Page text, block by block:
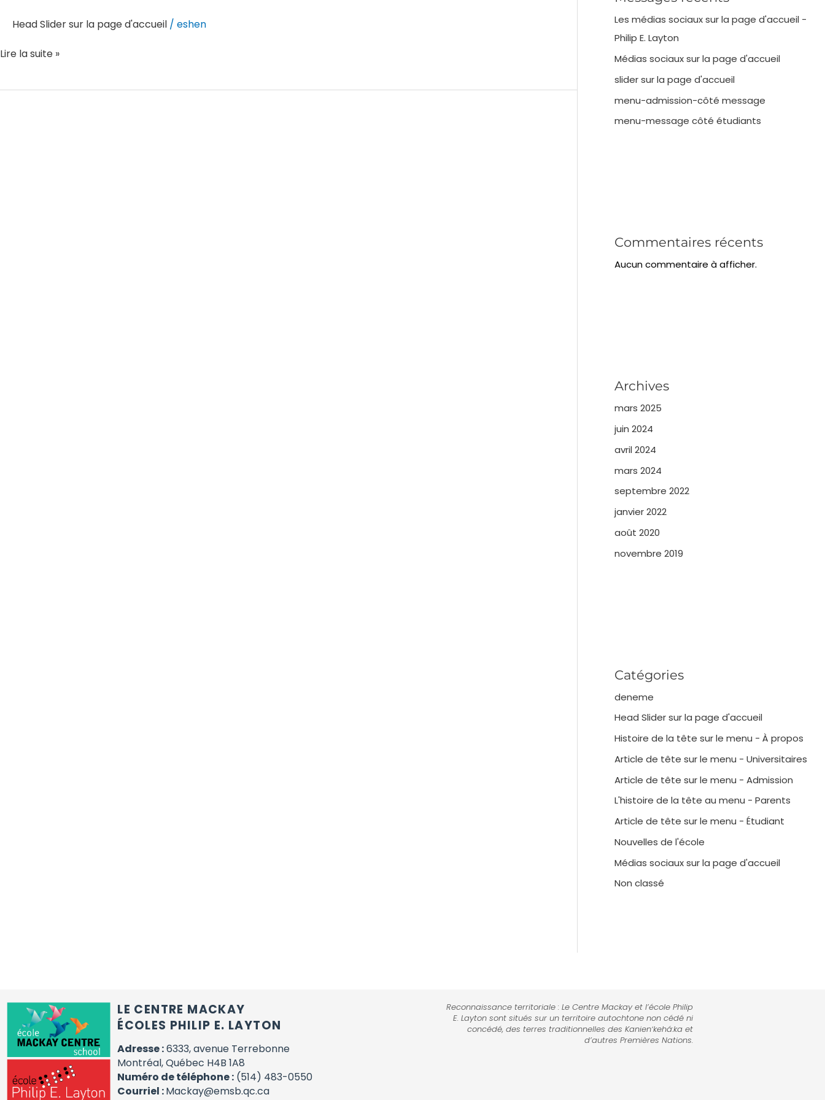
Head Slider sur la page d'accueil / eshen
d'accueil
Lire la suite »
Les médias sociaux sur la page d'accueil -
Philip E. Layton
Médias sociaux sur la page d'accueil
slider sur la page d'accueil
menu-admission-côté message
menu-message côté étudiants
Commentaires récents
Aucun commentaire à afficher.
Archives
mars 2025
juin 2024
avril 2024
mars 2024
septembre 2022
janvier 2022
août 2020
novembre 2019
Catégories
deneme
Head Slider sur la page d'accueil
Histoire de la tête sur le menu - À propos
Article de tête sur le menu - Universitaires
Article de tête sur le menu - Admission
L'histoire de la tête au menu - Parents
Article de tête sur le menu - Étudiant
Nouvelles de l'école
Médias sociaux sur la page d'accueil
Non classé
LE CENTRE MACKAY
ÉCOLES PHILIP E. LAYTON
Adresse :6333, avenue Terrebonne
Montréal, Québec H4B 1A8
Numéro de téléphone : (514) 483-0550
Courriel :Mackay@emsb.qc.ca
Reconnaissance territoriale : Le Centre Mackay et l’école Philip
E. Layton sont situés sur un territoire autochtone non cédé ni
concédé, des terres traditionnelles des Kanienʼkehá:ka et
d’autres Premières Nations.